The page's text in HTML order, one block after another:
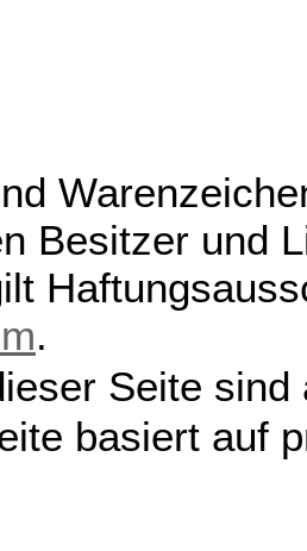
Besitzer und
.
Seite
basiert auf